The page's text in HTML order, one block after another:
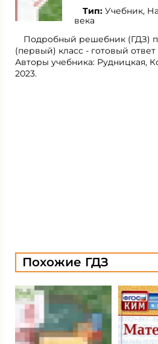
Тип: Учебник,
века
Подробный решебник (ГДЗ)
(первый) класс - готовый ответ
Авторы учебника: Рудницкая,
2023.
Похожие ГДЗ